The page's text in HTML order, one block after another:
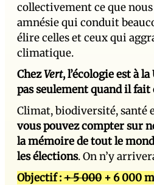
collectivement ce que
amnésie qui conduit
élire celles et ceux qui
climatique.
ChezVert, l’écologie est à
pas seulement quand il fait
Climat, biodiversité, santé
vous pouvez compter sur
la mémoire de tout le
les élections. On n’y
Objectif :+ 5 000 + 6 000